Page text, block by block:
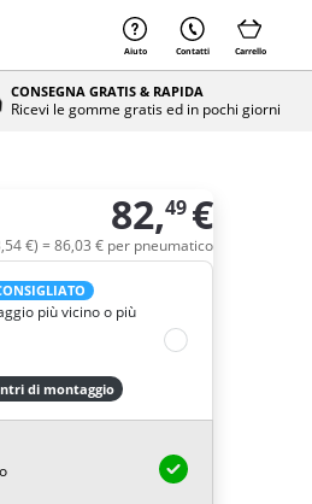
Aiuto Contatti Carrello
CONSEGNA GRATIS & RAPIDA
Ricevi le gomme gratis ed in pochi giorni
82,49 €
54€) = 86,03 € per pneumatico
più vicino o più
di montaggio